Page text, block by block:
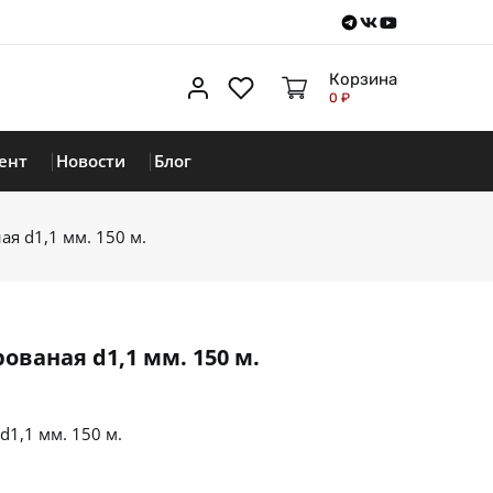
Telegram
VKontakte
Youtube
Личный кабинет
ИзбранноеКорзина
0 ₽
Новости Блог
d1,1 мм. 150 м.
d1,1 мм. 150 м.
мм. 150 м.